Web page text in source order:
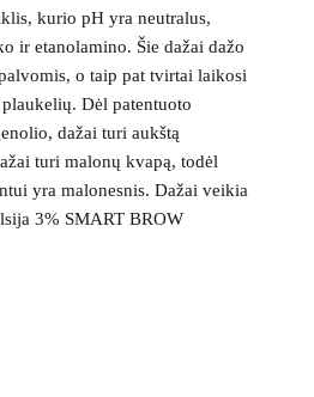
kurio pH yra neutralus,
ir etanolamino. Šie dažai dažo
o taip pat tvirtai laikosi
Dėl patentuoto
dažai turi aukštą
turi malonų kvapą, todėl
yra malonesnis. Dažai veikia
3% SMART BROW